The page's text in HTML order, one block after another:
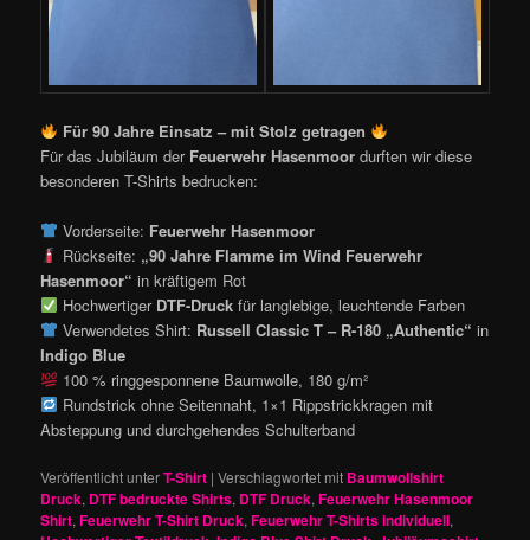
Für 90 Jahre Einsatz – mit Stolz getragen
Für das Jubiläum der Feuerwehr Hasenmoor durften wir diese
besonderen T-Shirts bedrucken:
Vorderseite: Feuerwehr Hasenmoor
Rückseite: „90 Jahre Flamme im Wind Feuerwehr
Hasenmoor“ in kräftigem Rot
Hochwertiger DTF-Druckfür langlebige, leuchtende Farben
Verwendetes Shirt: Russell Classic T – R-180 „Authentic“ in
Indigo Blue
100 % ringgesponnene Baumwolle, 180 g/m²
Rundstrick ohne Seitennaht, 1×1 Rippstrickkragen mit
Absteppung und durchgehendes Schulterband
Veröffentlicht unterT-Shirt |Verschlagwortet mit Baumwollshirt
Druck, DTF bedruckte Shirts, DTF Druck,Feuerwehr Hasenmoor
Shirt,Feuerwehr T-Shirt Druck,Feuerwehr T-Shirts individuell,